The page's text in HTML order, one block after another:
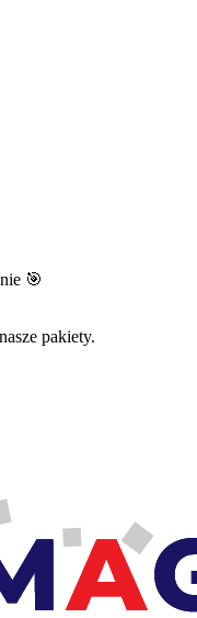
🎯
pakiety.